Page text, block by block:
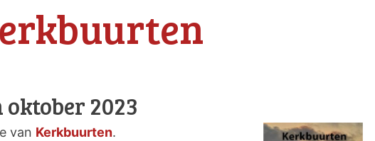
2023
van Kerkbuurten.